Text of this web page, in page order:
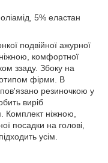
5% еластан
подвійної ажурної
комфортної
ззаду. Збоку на
фірми. В
резиночкою у
виріб
ніжною,
посадки на голові,
усім.